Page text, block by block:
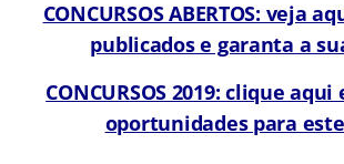
CONCURSOS ABERTOS: veja
publicados e garanta a
CONCURSOS 2019: clique
oportunidades para